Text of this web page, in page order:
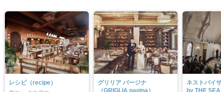
レシピ（recipe）
グリリア パージナ
ネストバイ